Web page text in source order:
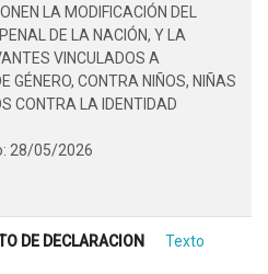
LA MODIFICACIÓN DEL
DE LA NACIÓN, Y LA
VINCULADOS A
GÉNERO, CONTRA NIÑOS, NIÑAS
CONTRA LA IDENTIDAD
28/05/2026
DE DECLARACION
Texto